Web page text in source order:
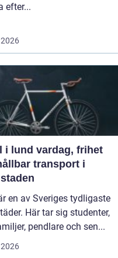
efter...
vardag, frihet
transport i
en av Sveriges tydligaste
Här tar sig studenter,
pendlare och sen...